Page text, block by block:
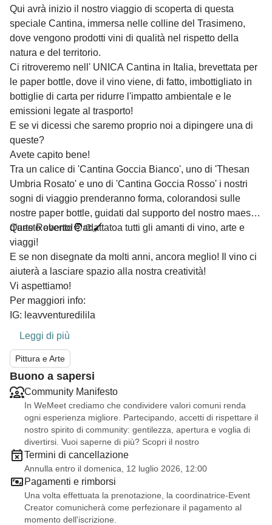
Qui avrà inizio il nostro viaggio di scoperta di questa
speciale Cantina, immersa nelle colline del Trasimeno,
dove vengono prodotti vini di qualità nel rispetto della
natura e del territorio.
Ci ritroveremo nell' UNICA Cantina in Italia, brevettata per
le paper bottle, dove il vino viene, di fatto, imbottigliato in
bottiglie di carta per ridurre l'impatto ambientale e le
emissioni legate al trasporto!
E se vi dicessi che saremo proprio noi a dipingere una di
queste?
Avete capito bene!
Tra un calice di 'Cantina Goccia Bianco', uno di 'Thesan
Umbria Rosato' e uno di 'Cantina Goccia Rosso' i nostri
sogni di viaggio prenderanno forma, colorandosi sulle
nostre paper bottle, guidati dal supporto del nostro maestro
d'arte Roberto!🧑‍🎨🖌️
Questo evento è adattatoa tutti gli amanti di vino, arte e
viaggi!
E se non disegnate da molti anni, ancora meglio! Il vino ci
aiuterà a lasciare spazio alla nostra creatività!
Vi aspettiamo!
Per maggiori info:
IG: leavventuredilila
Leggi di più
Pittura e Arte
Buono a sapersi
Community Manifesto
In WeMeet crediamo che condividere valori comuni renda
ogni esperienza migliore. Partecipando, accetti di rispettare il
nostro spirito di community: gentilezza, apertura e voglia di
divertirsi. Vuoi saperne di più? Scopri il nostro
Termini di cancellazione
Annulla entro il domenica, 12 luglio 2026, 12:00
Pagamenti e rimborsi
Una volta effettuata la prenotazione, la coordinatrice-Event
Creator comunicherà come perfezionare il pagamento al
momento dell'iscrizione.